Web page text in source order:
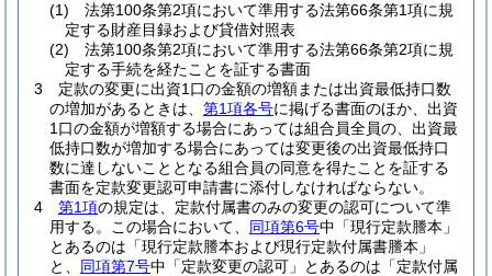
(1)
法第100条第2項において準用する法第66条第1項に規
定する財産目録および貸借対照表
(2)
法第100条第2項において準用する法第66条第2項に規
定する手続を経たことを証する書面
3
定款の変更に出資1口の金額の増額または出資最低持口数
の増加があるときは、 第1項各号に掲げる書面のほか、出資
1口の金額が増額する場合にあっては組合員全員の、出資最
低持口数が増加する場合にあっては変更後の出資最低持口
数に達しないこととなる組合員の同意を得たことを証する
書面を定款変更認可申請書に添付しなければならない。
4
第1項の規定は、定款付属書のみの変更の認可について準
用する。
この場合において、 同項第6号中「現行定款謄本」
とあるのは「現行定款謄本および現行定款付属書謄本」
と、 同項第7号中「定款変更の認可」とあるのは「定款付属